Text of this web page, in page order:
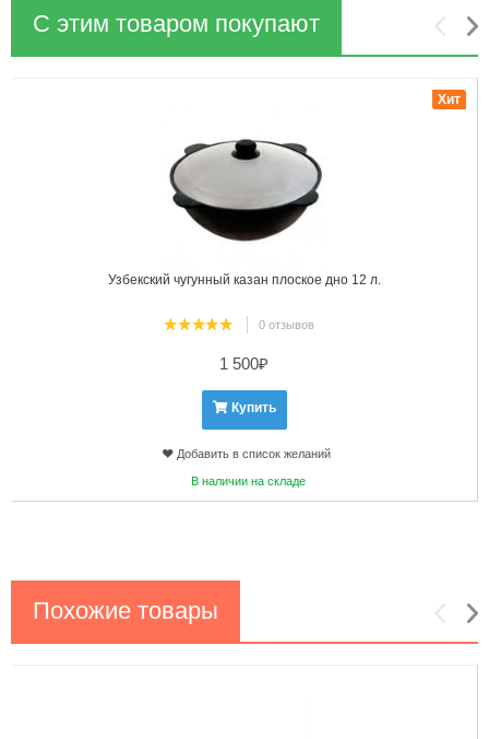
С этим товаром покупают
Узбекский чугунный казан плоское дно 12 л.
0 отзывов
Хит
1 500₽
Купить
Добавить в список желаний
В наличии на складе
Похожие товары